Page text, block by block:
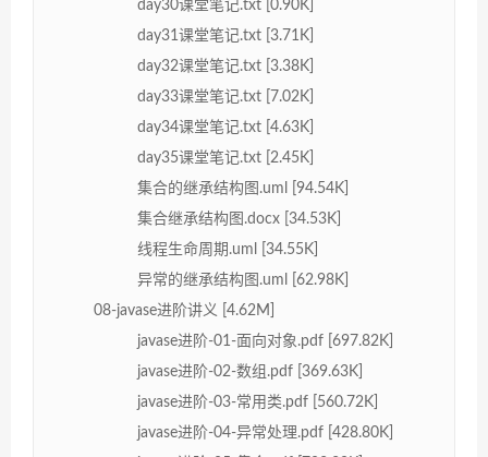
day30课堂笔记.txt [0.90K]
day31课堂笔记.txt [3.71K]
day32课堂笔记.txt [3.38K]
day33课堂笔记.txt [7.02K]
day34课堂笔记.txt [4.63K]
day35课堂笔记.txt [2.45K]
集合的继承结构图.uml [94.54K]
集合继承结构图.docx [34.53K]
线程生命周期.uml [34.55K]
异常的继承结构图.uml [62.98K]
08-javase进阶讲义 [4.62M]
javase进阶-01-面向对象.pdf [697.82K]
javase进阶-02-数组.pdf [369.63K]
javase进阶-03-常用类.pdf [560.72K]
javase进阶-04-异常处理.pdf [428.80K]